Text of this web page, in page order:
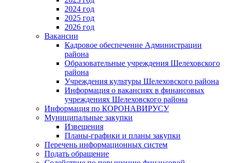
2024 год
2025 год
2026 год
Вакансии
Кадровое обеспечение Администрации
района
Образовательные учреждения Шелеховского
района
Учреждения культуры Шелеховского района
Информация о вакансиях в финансовых
учреждениях Шелеховского района
Информация по КОРОНАВИРУСУ
Муниципальные закупки
Извещения
Планы-графики и планы закупки
Перечень информационных систем
Подать обращение